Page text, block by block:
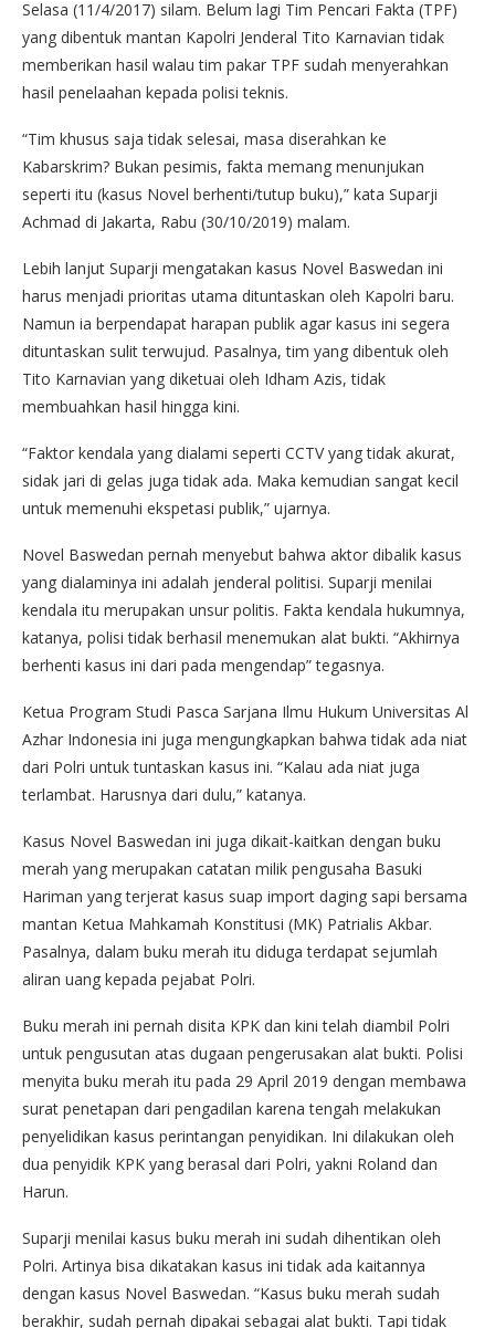
Selasa (11/4/2017) silam. Belum lagi Tim Pencari Fakta (TPF)
yang dibentuk mantan Kapolri Jenderal Tito Karnavian tidak
memberikan hasil walau tim pakar TPF sudah menyerahkan
hasil penelaahan kepada polisi teknis.
“Tim khusus saja tidak selesai, masa diserahkan ke
Kabarskrim? Bukan pesimis, fakta memang menunjukan
seperti itu (kasus Novel berhenti/tutup buku),” kata Suparji
Achmad di Jakarta, Rabu (30/10/2019) malam.
Lebih lanjut Suparji mengatakan kasus Novel Baswedan ini
harus menjadi prioritas utama dituntaskan oleh Kapolri baru.
Namun ia berpendapat harapan publik agar kasus ini segera
dituntaskan sulit terwujud. Pasalnya, tim yang dibentuk oleh
Tito Karnavian yang diketuai oleh Idham Azis, tidak
membuahkan hasil hingga kini.
“Faktor kendala yang dialami seperti CCTV yang tidak akurat,
sidak jari di gelas juga tidak ada. Maka kemudian sangat kecil
untuk memenuhi ekspetasi publik,” ujarnya.
Novel Baswedan pernah menyebut bahwa aktor dibalik kasus
yang dialaminya ini adalah jenderal politisi. Suparji menilai
kendala itu merupakan unsur politis. Fakta kendala hukumnya,
katanya, polisi tidak berhasil menemukan alat bukti. “Akhirnya
berhenti kasus ini dari pada mengendap” tegasnya.
Ketua Program Studi Pasca Sarjana Ilmu Hukum Universitas Al
Azhar Indonesia ini juga mengungkapkan bahwa tidak ada niat
dari Polri untuk tuntaskan kasus ini. “Kalau ada niat juga
terlambat. Harusnya dari dulu,” katanya.
Kasus Novel Baswedan ini juga dikait-kaitkan dengan buku
merah yang merupakan catatan milik pengusaha Basuki
Hariman yang terjerat kasus suap import daging sapi bersama
mantan Ketua Mahkamah Konstitusi (MK) Patrialis Akbar.
Pasalnya, dalam buku merah itu diduga terdapat sejumlah
aliran uang kepada pejabat Polri.
Buku merah ini pernah disita KPK dan kini telah diambil Polri
untuk pengusutan atas dugaan pengerusakan alat bukti. Polisi
menyita buku merah itu pada 29 April 2019 dengan membawa
surat penetapan dari pengadilan karena tengah melakukan
penyelidikan kasus perintangan penyidikan. Ini dilakukan oleh
dua penyidik KPK yang berasal dari Polri, yakni Roland dan
Harun.
Suparji menilai kasus buku merah ini sudah dihentikan oleh
Polri. Artinya bisa dikatakan kasus ini tidak ada kaitannya
dengan kasus Novel Baswedan. “Kasus buku merah sudah
berakhir, sudah pernah dipakai sebagai alat bukti. Tapi tidak